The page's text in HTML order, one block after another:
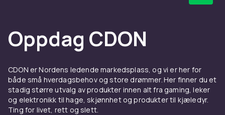
Oppdag CDON
CDON er Nordens ledende markedsplass, og vi er her for
både små hverdagsbehov og store drømmer. Her finner du et
stadig større utvalg av produkter innen alt fra gaming, leker
og elektronikk til hage, skjønnhet og produkter til kjæledyr.
Ting for livet, rett og slett.